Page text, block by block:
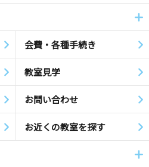
会費・各種手続き
教室見学
お問い合わせ
お近くの教室を探す